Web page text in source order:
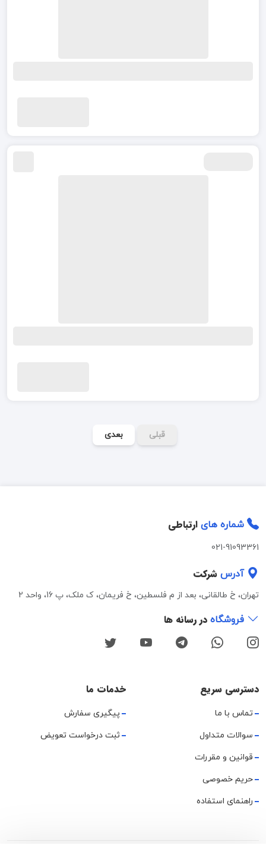
قبلی بعدی
شماره های ارتباطی
021-91093361
آدرس شرکت
تهران، خ طالقانی، بعد از م فلسطین، خ فریمان، ک ملک، پ 16، واحد 2
فروشگاه در رسانه ها
دسترسی سریع
تماس با ما
سوالات متداول
قوانین و مقررات
حریم خصوصی
راهنمای استفاده
خدمات ما
پیگیری سفارش
ثبت درخواست تعویض